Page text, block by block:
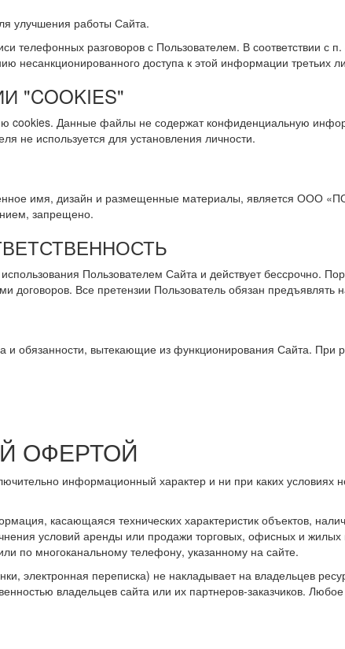
улучшения работы Сайта.
телефонных разговоров с Пользователем. В
доступа к этой информации третьих
"COOKIES"
cookies. Данные файлы не содержат конфиденциальную
не используется для установления личности.
имя, дизайн и размещенные материалы, является ООО
запрещено.
Пользователем Сайта и действует бессрочно.
Все претензии Пользователь обязан предъявлять
и обязанности, вытекающие из функционирования Сайта.
ОФЕРТОЙ
информационный характер и ни при каких
касающаяся технических характеристик объектов,
условий аренды или продажи торговых, офисных и
по многоканальному телефону, указанному на сайте.
электронная переписка) не накладывает на владельцев
владельцев сайта или их партнеров-заказчиков.